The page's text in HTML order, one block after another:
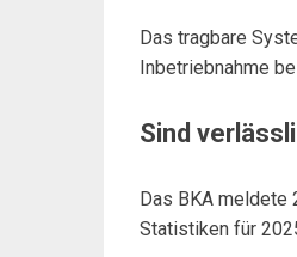
Das tragbare
Inbetriebnahme
Sind
Das BKA meldete
Statistiken für